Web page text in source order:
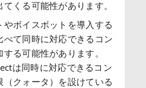
くる可能性があります。
やボイスボットを導入する
べて同時に対応できるコン
る可能性があります。
は同時に対応できるコン
（クォータ）を設けている